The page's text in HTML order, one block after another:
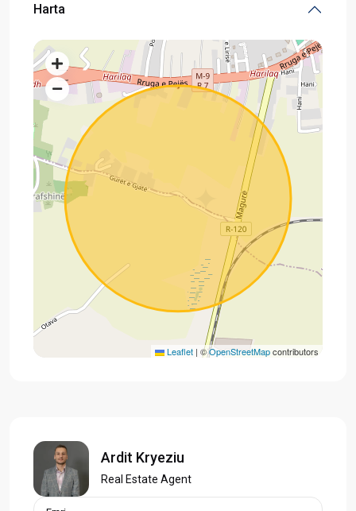
Harta
Leaflet | ©OpenStreetMapcontributors
Ardit Kryeziu
Real Estate Agent